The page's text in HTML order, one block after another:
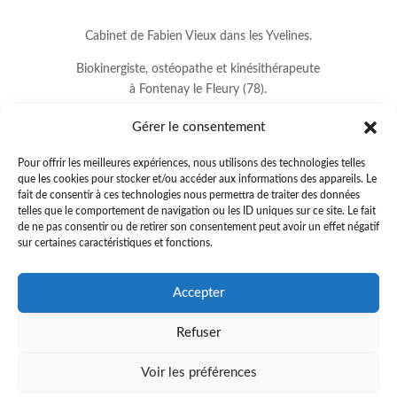
Gérer le consentement
Pour offrir les meilleures expériences, nous utilisons des technologies telles
que les cookies pour stocker et/ou accéder aux informations des appareils. Le
fait de consentir à ces technologies nous permettra de traiter des données
telles que le comportement de navigation ou les ID uniques sur ce site. Le fait
de ne pas consentir ou de retirer son consentement peut avoir un effet négatif
sur certaines caractéristiques et fonctions.
Accepter
Refuser
Voir les préférences
Cabinet de Fabien Vieux dans les Yvelines.
Biokinergiste, ostéopathe et kinésithérapeute
à Fontenay le Fleury (78).
78330 FONTENAY LE FLEURY
01.34.60.37.33